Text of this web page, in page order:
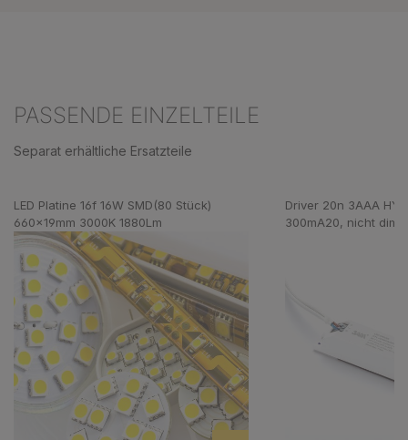
PASSENDE EINZELTEILE
Separat erhältliche Ersatzteile
LED Platine 16f 16W SMD(80 Stück)
660x19mm 3000K 1880Lm
Driver 20n 3AAA
300mA20, nicht